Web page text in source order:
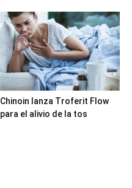
Chinoin lanza Troferit Flow
para el alivio de la tos